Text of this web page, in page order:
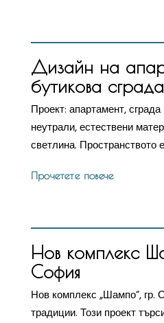
Дизайн на
бутикова
Проект: апартамент,
неутрали, естествени
светлина. Пространството е
Прочетете повече
Нов комплекс
София
Нов комплекс „Шампо“, гр.
традиции. Този проект